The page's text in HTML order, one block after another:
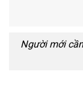
Người mới